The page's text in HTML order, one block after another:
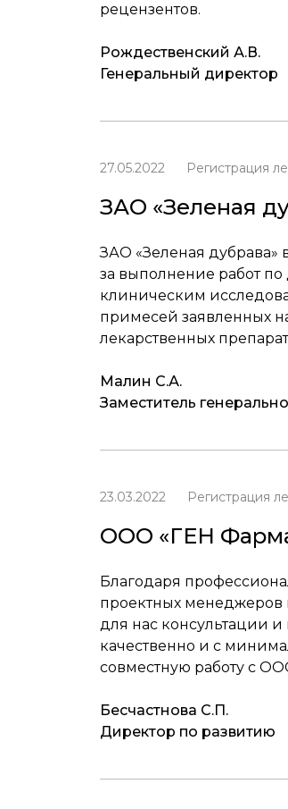
рецензентов.
Рождественский А.В.
Генеральный директор
27.05.2022 Регистрация
ЗАО «Зеленая
ЗАО «Зеленая дубрава»
за выполнение работ
клиническим
примесей заявленных
лекарственных
Малин С.А.
Заместитель
23.03.2022 Регистрация
ООО «ГЕН
Благодаря
проектных менеджеров
для нас консультации
качественно и с
совместную работу с
Бесчастнова С.П.
Директор по развитию